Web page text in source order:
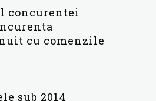
concurentei
cu comenzile
sub 2014